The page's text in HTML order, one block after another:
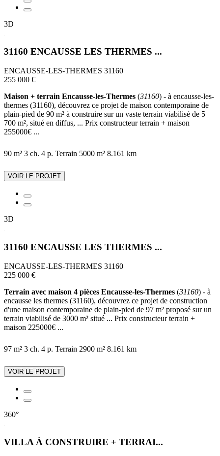
3D
31160 ENCAUSSE LES THERMES ...
ENCAUSSE-LES-THERMES 31160
255 000 €
Maison + terrain Encausse-les-Thermes (31160) - à encausse-les-
thermes (31160), découvrez ce projet de maison contemporaine de
plain-pied de 90 m² à construire sur un vaste terrain viabilisé de 5
700 m², situé en diffus, ... Prix constructeur terrain + maison
255000€ ...
90 m² 3 ch. 4 p. Terrain 5000 m² 8.161 km
VOIR LE PROJET
3D
31160 ENCAUSSE LES THERMES ...
ENCAUSSE-LES-THERMES 31160
225 000 €
Terrain avec maison 4 pièces Encausse-les-Thermes (31160) - à
encausse les thermes (31160), découvrez ce projet de construction
d'une maison contemporaine de plain-pied de 97 m² proposé sur un
terrain viabilisé de 3000 m² situé ... Prix constructeur terrain +
maison 225000€ ...
97 m² 3 ch. 4 p. Terrain 2900 m² 8.161 km
VOIR LE PROJET
360°
VILLA À CONSTRUIRE + TERRAI...